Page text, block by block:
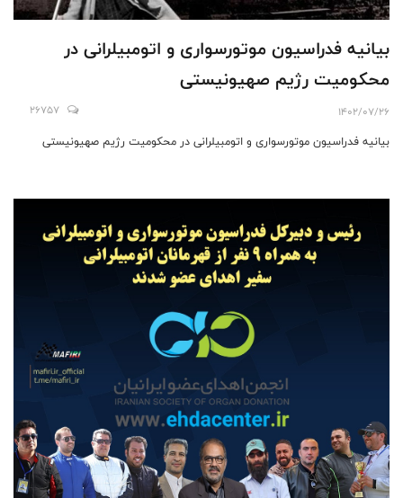
بیانیه فدراسیون موتورسواری و اتومبیلرانی در
محکومیت رژیم ‌صهیونیستی
1402/07/26
26757
بیانیه فدراسیون موتورسواری و اتومبیلرانی در محکومیت رژیم ‌صهیونیستی